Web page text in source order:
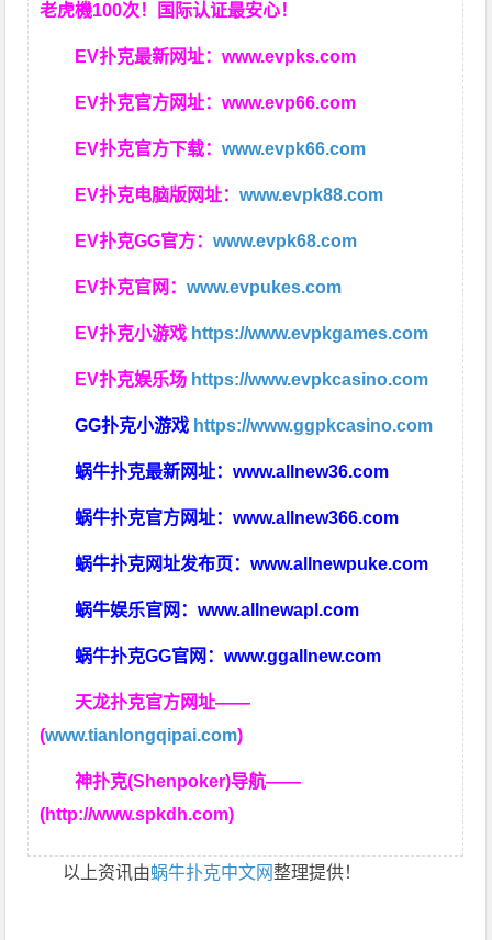
老虎機100次！国际认证最安心！
EV扑克最新网址：www.evpks.com
EV扑克官方网址：www.evp66.com
EV扑克官方下载：www.evpk66.com
EV扑克电脑版网址：www.evpk88.com
EV扑克GG官方：www.evpk68.com
EV扑克官网：www.evpukes.com
EV扑克小游戏 https://www.evpkgames.com
EV扑克娱乐场 https://www.evpkcasino.com
GG扑克小游戏 https://www.ggpkcasino.com
蜗牛扑克最新网址：www.allnew36.com
蜗牛扑克官方网址：www.allnew366.com
蜗牛扑克网址发布页：www.allnewpuke.com
蜗牛娱乐官网：www.allnewapl.com
蜗牛扑克GG官网：www.ggallnew.com
天龙扑克官方网址——
(www.tianlongqipai.com)
神扑克(Shenpoker)导航——
(http://www.spkdh.com)
以上资讯由蜗牛扑克中文网整理提供！